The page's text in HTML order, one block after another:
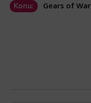
Konu: Gears of War